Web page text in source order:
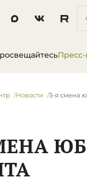
Новости 3-я смена